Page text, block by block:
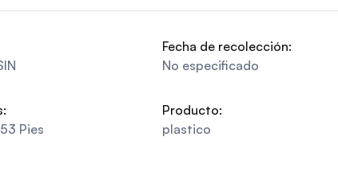
Fecha de recolección:
No especificado
Pies
Producto:
plastico